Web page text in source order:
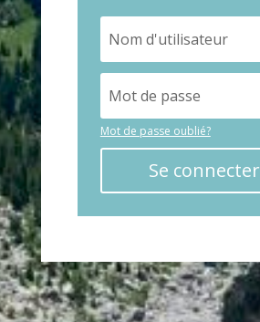
Mot de passe oublié?
Se connecter